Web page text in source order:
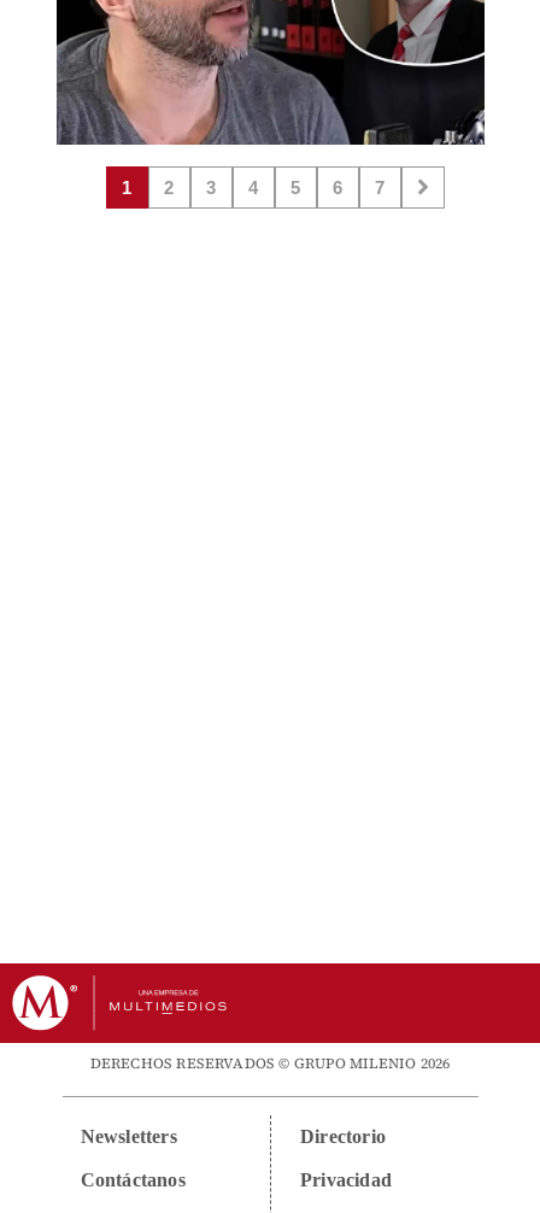
1 2 3 4 5 6 7
DERECHOS RESERVADOS © GRUPO MILENIO 2026
Newsletters
Contáctanos
Directorio
Privacidad